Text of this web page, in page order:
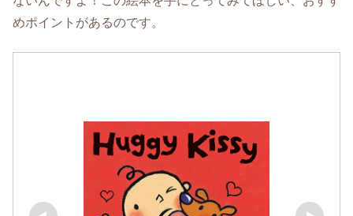
めポイントがあるのです。